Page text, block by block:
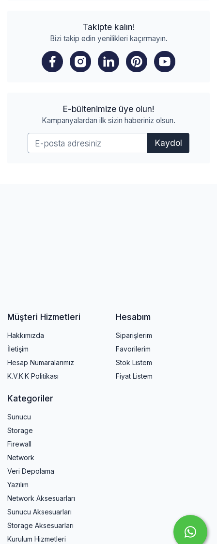
Takipte kalın!
Bizi takip edin yenilikleri kaçırmayın.
E-bültenimize üye olun!
Kampanyalardan ilk sizin haberiniz olsun.
Kaydol
Müşteri Hizmetleri
Hakkımızda
İletişim
Hesap Numaralarımız
K.V.K.K Politikası
Hesabım
Siparişlerim
Favorilerim
Stok Listem
Fiyat Listem
Kategoriler
Sunucu
Storage
Firewall
Network
Veri Depolama
Yazılım
Network Aksesuarları
Sunucu Aksesuarları
Storage Aksesuarları
Kurulum Hizmetleri